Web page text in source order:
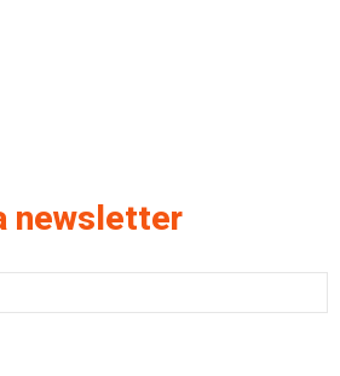
newsletter